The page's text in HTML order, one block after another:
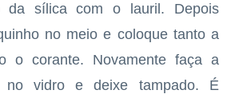
da sílica com o lauril. Depois
no meio e coloque tanto a
o corante. Novamente faça a
no vidro e deixe tampado. É